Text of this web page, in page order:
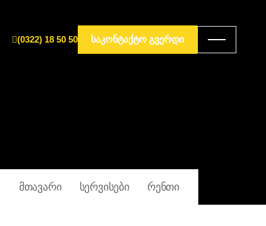
(0322) 18 50 50 ᲡᲐᲙᲝᲜᲢᲐᲥᲢᲝ ᲒᲕᲔᲠᲓᲘ
ᲛᲗᲐᲕᲐᲠᲘ ᲡᲔᲠᲕᲘᲡᲔᲑᲘ ᲠᲔᲜᲗᲘ